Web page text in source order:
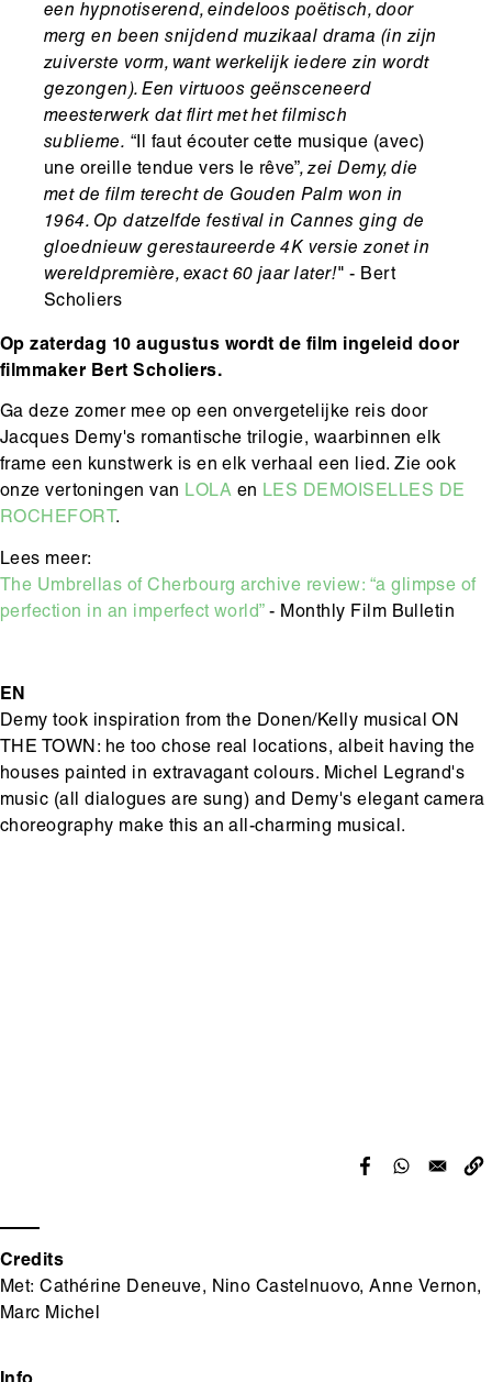
een hypnotiserend, eindeloos poëtisch, door
merg en been snijdend muzikaal drama (in zijn
zuiverste vorm, want werkelijk iedere zin wordt
gezongen). Een virtuoos geënsceneerd
meesterwerk dat flirt met het filmisch
sublieme. “Il faut écouter cette musique (avec)
une oreille tendue vers le rêve”, zei Demy, die
met de film terecht de Gouden Palm won in
1964. Op datzelfde festival in Cannes ging de
gloednieuw gerestaureerde 4K versie zonet in
wereldpremière, exact 60 jaar later!" - Bert
Scholiers
Op zaterdag 10 augustus wordt de film ingeleid door
filmmaker Bert Scholiers.
Ga deze zomer mee op een onvergetelijke reis door
Jacques Demy's romantische trilogie, waarbinnen elk
frame een kunstwerk is en elk verhaal een lied. Zie ook
onze vertoningen van LOLA en LES DEMOISELLES DE
ROCHEFORT.
Lees meer:
The Umbrellas of Cherbourg archive review: “a glimpse of
perfection in an imperfect world” - Monthly Film Bulletin
EN
Demy took inspiration from the Donen/Kelly musical ON
THE TOWN: he too chose real locations, albeit having the
houses painted in extravagant colours. Michel Legrand's
music (all dialogues are sung) and Demy's elegant camera
choreography make this an all-charming musical.
Credits
Met: Cathérine Deneuve, Nino Castelnuovo, Anne Vernon,
Marc Michel